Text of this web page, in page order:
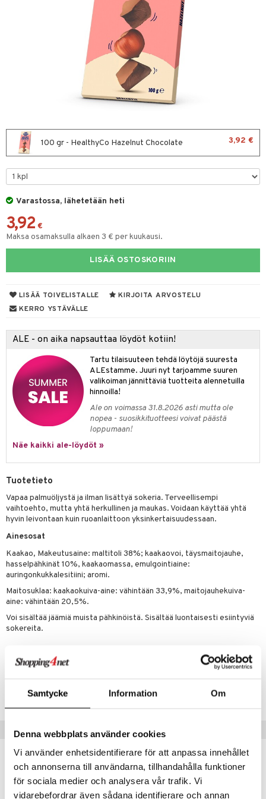
Samtycke Information Om
Denna webbplats använder cookies
Vi använder enhetsidentifierare för att anpassa innehållet
och annonserna till användarna, tillhandahålla funktioner
för sociala medier och analysera vår trafik. Vi
vidarebefordrar även sådana identifierare och annan
100 gr - HealthyCo Hazelnut Chocolate 3,92 €
Varastossa, lähetetään heti
3,92 €
Maksa osamaksulla alkaen 3 € per kuukausi.
LISÄÄ OSTOSKORIIN
LISÄÄ TOIVELISTALLE
KIRJOITA ARVOSTELU
KERRO YSTÄVÄLLE
ALE - on aika napsauttaa löydöt kotiin!
Tartu tilaisuuteen tehdä löytöjä suuresta
ALEstamme. Juuri nyt tarjoamme suuren
valikoiman jännittäviä tuotteita alennetuilla
hinnoilla!
Ale on voimassa 31.8.2026 asti mutta ole
nopea - suosikkituotteesi voivat päästä
loppumaan!
Näe kaikki ale-löydöt »
Tuotetieto
Vapaa palmuöljystä ja ilman lisättyä sokeria. Terveellisempi
vaihtoehto, mutta yhtä herkullinen ja maukas. Voidaan käyttää yhtä
hyvin leivontaan kuin ruoanlaittoon yksinkertaisuudessaan.
Ainesosat
Kaakao, Makeutusaine: maltitoli 38%; kaakaovoi, täysmaitojauhe,
hasselpähkinät 10%, kaakaomassa, emulgointiaine:
auringonkukkalesitiini; aromi.
Maitosuklaa: kaakaokuiva-aine: vähintään 33,9%, maitojauhekuiva-
aine: vähintään 20,5%.
Voi sisältää jäämiä muista pähkinöistä. Sisältää luontaisesti esiintyviä
sokereita.
HHCO8-HR-100
Vinkkejä sinulle
& kynnet
tuotteet
hoito
jalat
hoito
hoito
tarvikkeet
hoito
öljyt
suihku & saippuat
& imetys
& PMS
lihakset
käytettävät
intoleranssi
rasvahapot
& kurkku
& vastauksia